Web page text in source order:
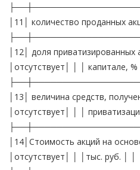
│11│ количество проданных
│12│ доля приватизированных
│отсутствует│ │ │ капитале, %
│13│ величина средств,
│отсутствует│ │ │
│14│Стоимость акций на
│отсутствует│ │ │тыс. руб. │ │